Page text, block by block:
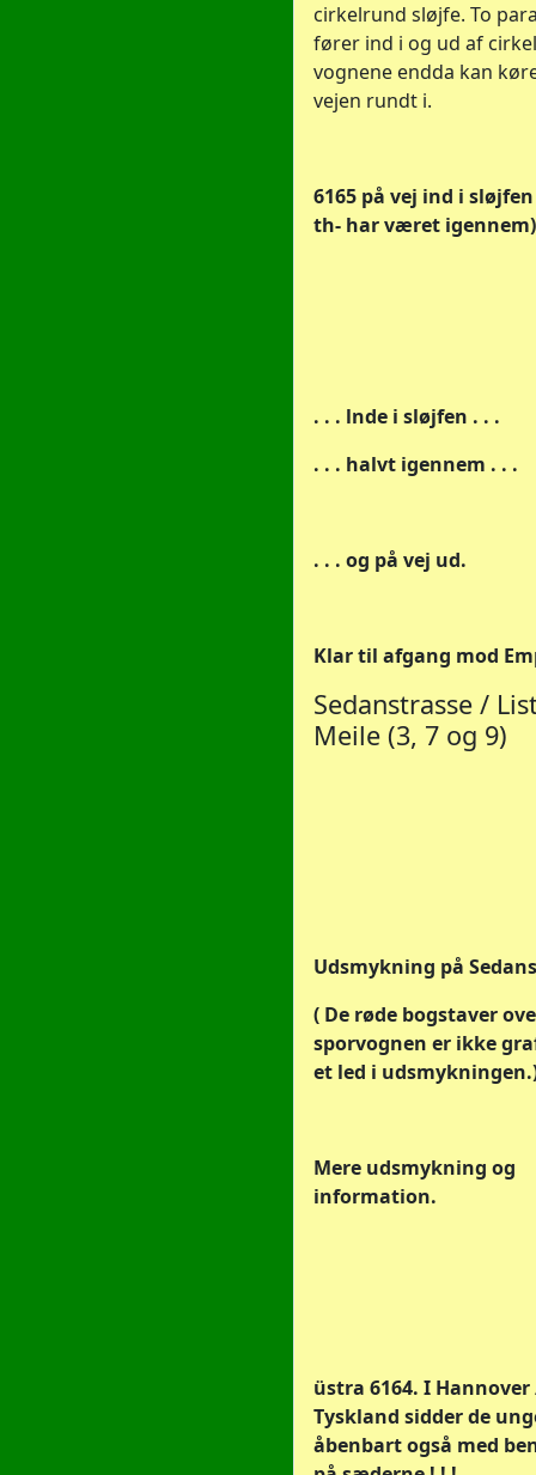
cirkelrund sløjfe. To
fører ind i og ud af
vognene endda kan
vejen rundt i.
6165 på vej ind i sløjfen
th- har været igennem)
. . . lnde i sløjfen . . .
. . . halvt igennem . . .
. . . og på vej ud.
Klar til afgang mod
Sedanstrasse /
Meile (3, 7 og 9)
Udsmykning på
( De røde bogstaver
sporvognen er ikke
et led i
Mere udsmykning og
information.
üstra 6164. I Hannover
Tyskland sidder de
åbenbart også med